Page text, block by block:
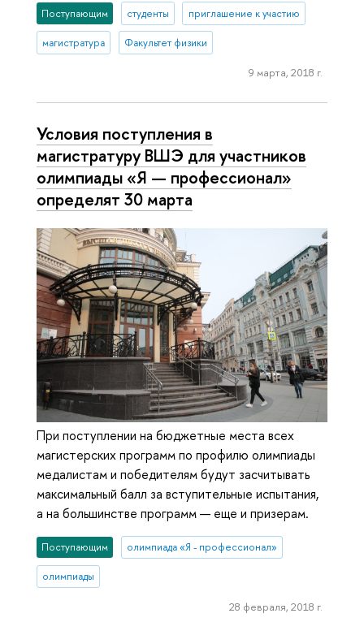
Поступающим студенты приглашение к участию
магистратура Факультет физики
9 марта, 2018 г.
Условия поступления в
магистратуру ВШЭ для участников
олимпиады «Я — профессионал»
определят 30 марта
При поступлении на бюджетные места всех
магистерских программ по профилю олимпиады
медалистам и победителям будут засчитывать
максимальный балл за вступительные испытания,
а на большинстве программ — еще и призерам.
Поступающим олимпиада «Я - профессионал»
олимпиады
28 февраля, 2018 г.